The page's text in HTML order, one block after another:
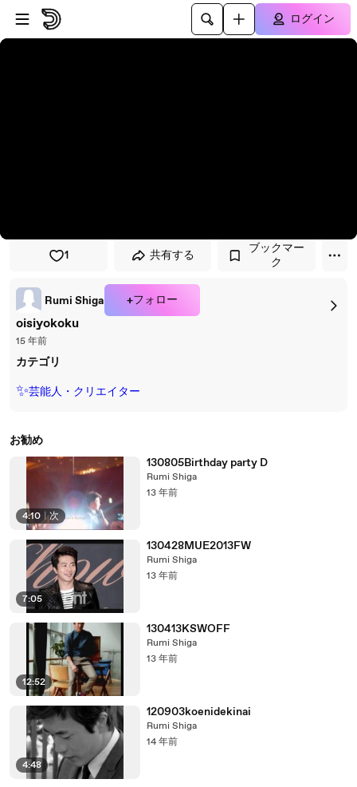
プレイヤーにスキップ
メインコンテンツにスキップ
ログイン
1 共有する
ブックマー
ク
Rumi Shiga +フォロー
oisiyokoku
15 年前
カテゴリ
✨芸能人・クリエイター
お勧め
4:10 | 次
130805Birthday party D
Rumi Shiga
13 年前
7:05
130428MUE2013FW
Rumi Shiga
13 年前
12:52
130413KSWOFF
Rumi Shiga
13 年前
4:48
120903koenidekinai
Rumi Shiga
14 年前